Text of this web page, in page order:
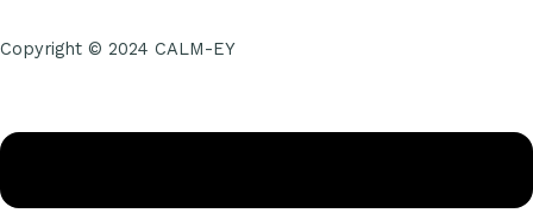
Copyright © 2024 CALM-EY